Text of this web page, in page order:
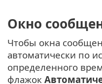
Окно
Чтобы окна
автоматически по
определенного
флажок